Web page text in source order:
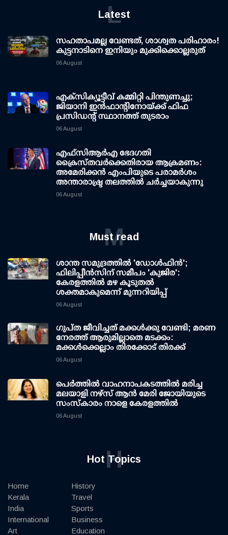
Latest
L
സഹതാപമല്ല വേണ്ടത്, ശാശ്വത പരിഹാരം!
കുട്ടനാടിനെ ഇനിയും മുക്കിക്കൊല്ലരുത്
06 August
എക്സിക്യൂട്ടീവ് കമ്മിറ്റി പിന്തുണച്ചു;
ജിയാനി ഇന്‍ഫാന്റിനോയ്ക്ക് ഫിഫ
പ്രസിഡന്റ് സ്ഥാനത്ത് തുടരാം
06 August
എഫ്‌സി‌ആര്‍‌എ ഭേദഗതി
ക്രൈസ്തവർക്കെതിരായ ആക്രമണം:
അമേരിക്കൻ എംപിയുടെ പരാമർശം
അന്താരാഷ്ട്ര തലത്തിൽ ചർച്ചയാകുന്നു
06 August
Must read
M
ശാന്ത സമുദ്രത്തില്‍ 'ഡോള്‍ഫിന്‍';
ഫിലിപ്പീന്‍സിന് സമീപം 'കുജിര':
കേരളത്തില്‍ മഴ കൂടുതല്‍
ശക്തമാകുമെന്ന് മുന്നറിയിപ്പ്
06 August
ഗുപ്ത ജീവിച്ചത് മക്കള്‍ക്കു വേണ്ടി; മരണ
നേരത്ത് ആരുമില്ലാതെ മടക്കം:
മക്കള്‍ക്കെല്ലാം തിരക്കോട് തിരക്ക്
06 August
പെർത്തിൽ വാഹനാപകടത്തിൽ മരിച്ച
മലയാളി നഴ്സ് ആൻ മേരി ജോയിയുടെ
സംസ്കാരം നാളെ കേരളത്തിൽ
06 August
Hot Topics
H
Home
Kerala
India
International
Art
History
Travel
Sports
Business
Education